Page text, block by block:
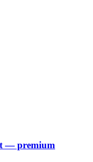
— premium